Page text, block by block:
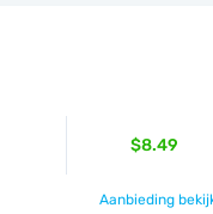
$8.49
Aanbieding